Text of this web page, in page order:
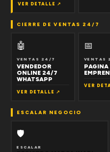
VER DETALLE ↗
CIERRE DE VENTAS 24/7
🤖
VENTAS 24/7
VENDEDOR
ONLINE 24/7
WHATSAPP
VER DETALLE ↗
📅
VENTAS
PAGINA
VER
ESCALAR NEGOCIO
🛡
ESCALAR